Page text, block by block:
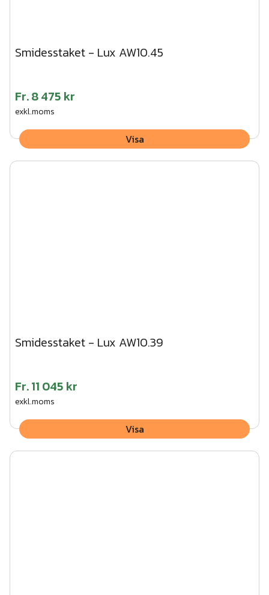
Smidesstaket - Lux AW10.45
Fr.8 475 kr
exkl.moms
Visa
Smidesstaket - Lux AW10.39
Fr.11 045 kr
exkl.moms
Visa